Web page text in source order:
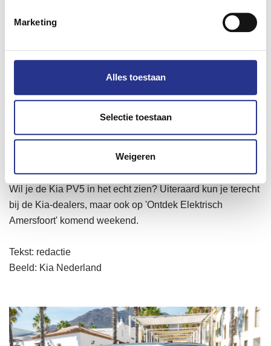
Marketing
Alles toestaan
Selectie toestaan
Weigeren
bereikt. Met de verdere uitbreiding van ons
voort op dit succes en bieden we
mobiliteitsoplossingen," zegt Léan
Verstoep, President & CEO van Kia
Nederland.
Ook op 'Ontdek Elektrisch'
Wil je de Kia PV5 in het echt zien? Uiteraard kun je terecht
bij de Kia-dealers, maar ook op 'Ontdek Elektrisch
Amersfoort' komend weekend.
Tekst: redactie
Beeld: Kia Nederland